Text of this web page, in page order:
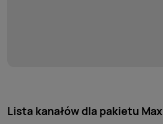
Lista kanałów dla pakietu Max